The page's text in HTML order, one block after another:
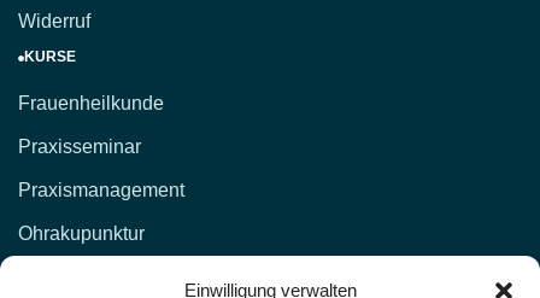
Einwilligung verwalten
Widerruf
KURSE
Frauenheilkunde
Praxisseminar
Praxismanagement
Ohrakupunktur